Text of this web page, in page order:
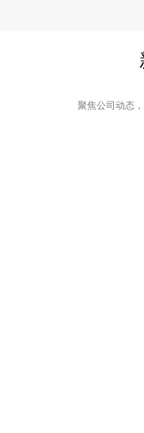
聚焦公司动态